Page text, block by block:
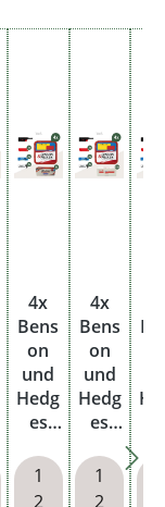
4x
Bens
on
und
Hedg
es
ment
abak
1
2
4x
Bens
on
und
Hedg
es
ment
abak
1
2